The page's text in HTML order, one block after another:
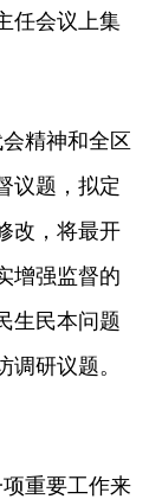
任会议上集
精神和全区
议题，拟定
改，将最开
增强监督的
生民本问题
研议题。
重要工作来